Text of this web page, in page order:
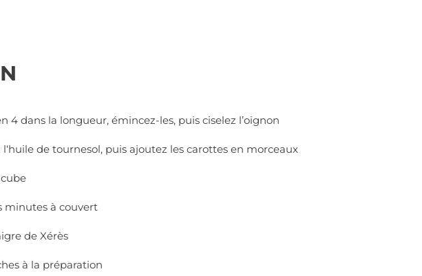
4 dans la longueur, émincez-les, puis ciselez l’oignon
l‘huile de tournesol, puis ajoutez les carottes en morceaux
minutes à couvert
de Xérès
à la préparation